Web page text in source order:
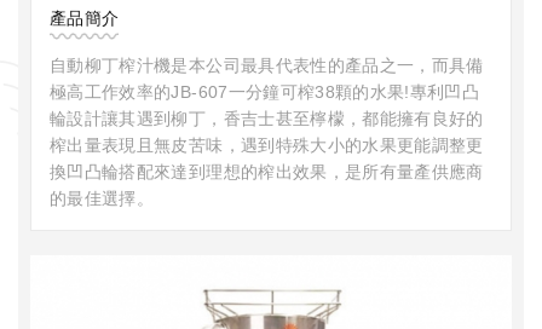
產品簡介
自動柳丁榨汁機是本公司最具代表性的產品之一，而具備
極高工作效率的JB-607一分鐘可榨38顆的水果!專利凹凸
輪設計讓其遇到柳丁，香吉士甚至檸檬，都能擁有良好的
榨出量表現且無皮苦味，遇到特殊大小的水果更能調整更
換凹凸輪搭配來達到理想的榨出效果，是所有量產供應商
的最佳選擇。